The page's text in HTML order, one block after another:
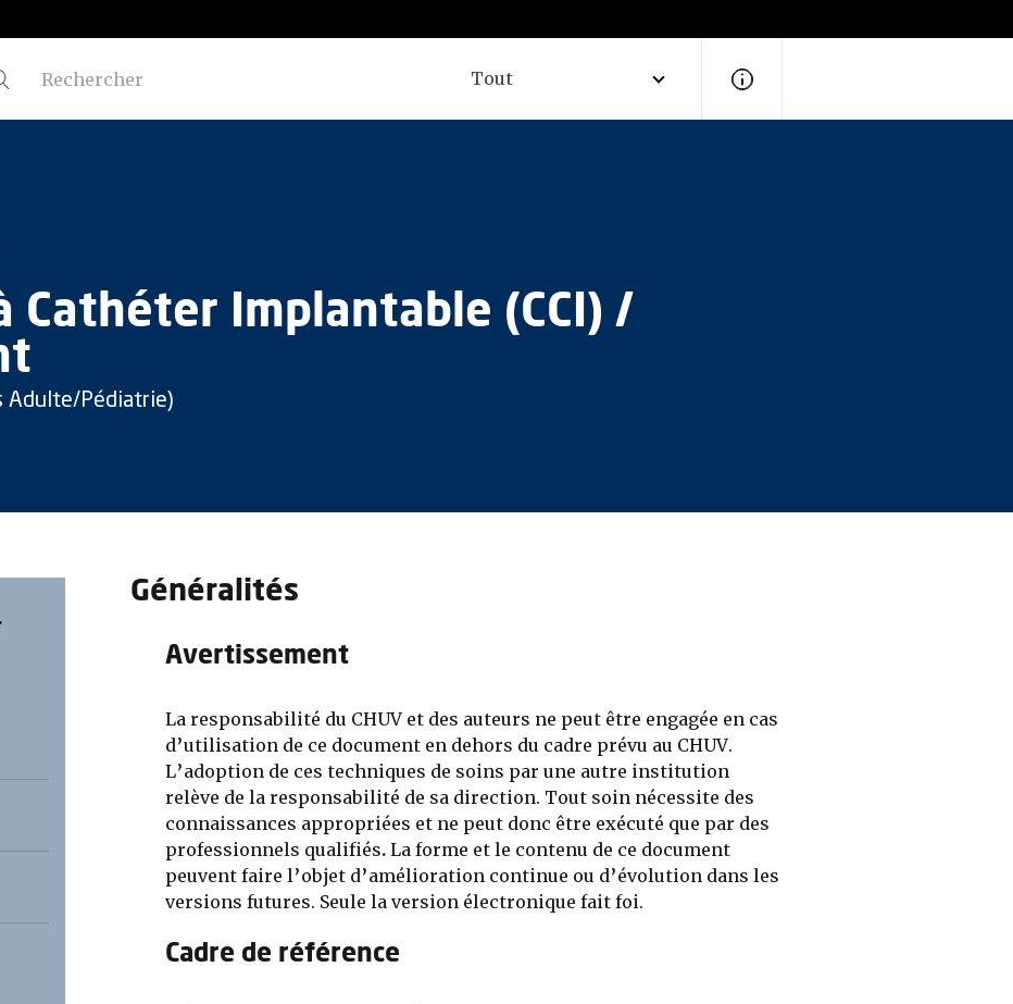
Tout
Cathéter Implantable (CCI) /
Adulte/Pédiatrie)
Généralités
Avertissement
La responsabilité du CHUV et des auteurs ne peut être engagée en cas
d’utilisation de ce document en dehors du cadre prévu au CHUV.
L’adoption de ces techniques de soins par une autre institution
relève de la responsabilité de sa direction. Tout soin nécessite des
connaissances appropriées et ne peut donc être exécuté que par des
professionnels qualifiés. La forme et le contenu de ce document
peuvent faire l’objet d’amélioration continue ou d’évolution dans les
versions futures. Seule la version électronique fait foi.
Cadre de référence